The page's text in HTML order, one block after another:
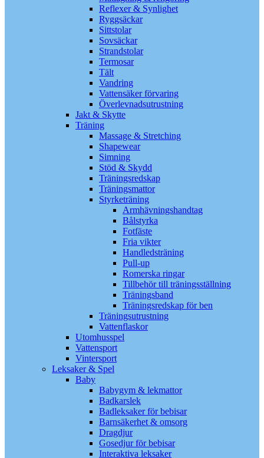
Reflexer & Synlighet
Ryggsäckar
Sittstolar
Sovsäckar
Strandstolar
Termosar
Tält
Vandring
Vattensäker förvaring
Överlevnadsutrustning
Jakt & Skytte
Träning
Massage & Stretching
Shapewear
Simning
Stöd & Skydd
Träningsredskap
Träningsmattor
Styrketräning
Armhävningshandtag
Bålstyrka
Fotfäste
Fria vikter
Handledsträning
Pull-up
Romerska ringar
Tillbehör till träningsställning
Träningsband
Träningsredskap för ben
Träningsutrustning
Vattenflaskor
Utomhusspel
Vattensport
Vintersport
Leksaker & Spel
Baby
Babygym & lekmattor
Badkarslek
Badleksaker för bebisar
Barnsäkerhet & omsorg
Dragdjur
Gosedjur för bebisar
Interaktiva leksaker